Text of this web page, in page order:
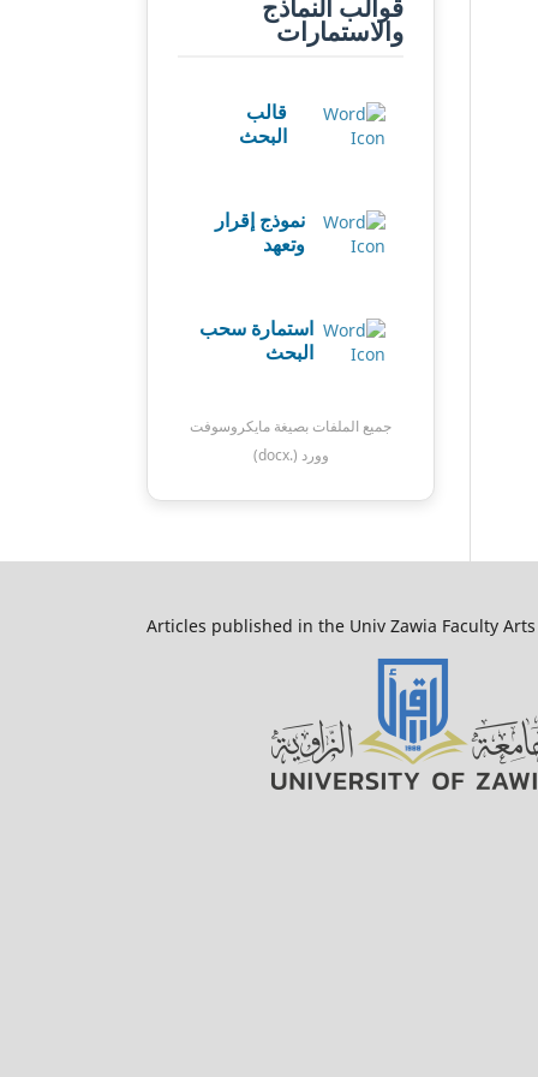
قوالب النماذج
والاستمارات
قالب
البحث
نموذج إقرار
وتعهد
استمارة سحب
البحث
جميع الملفات بصيغة مايكروسوفت
وورد (.docx)